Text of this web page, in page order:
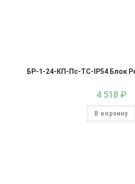
БР-1-24-КП-Пс-ТС-IP54 Блок
4 518 ₽
В корзину